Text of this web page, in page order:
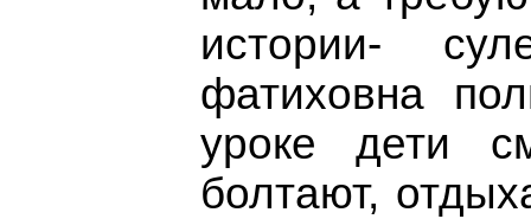
истории-
фатиховна
уроке дети
болтают,